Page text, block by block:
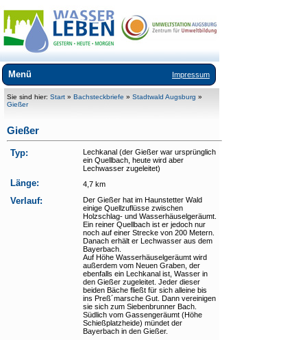
Impressum
Menü
Über WasSerleben
Bachsteckbriefe
Stadtwald Augsburg
+
Innenstadt und Textilviertel
Augsburger Norden
Augsburger Westen
Sie sind hier: Start » Bachsteckbriefe » Stadtwald Augsburg »
Gießer
Gießer
Typ:
Lechkanal (der Gießer war ursprünglich
ein Quellbach, heute wird aber
Lechwasser zugeleitet)
Länge: 4,7 km
Verlauf:
Der Gießer hat im Haunstetter Wald
einige Quellzuflüsse zwischen
Holzschlag- und Wasserhäuselgeräumt.
Ein reiner Quellbach ist er jedoch nur
noch auf einer Strecke von 200 Metern.
Danach erhält er Lechwasser aus dem
Bayerbach.
Auf Höhe Wasserhäuselgeräumt wird
außerdem vom Neuen Graben, der
ebenfalls ein Lechkanal ist, Wasser in
den Gießer zugeleitet. Jeder dieser
beiden Bäche fließt für sich alleine bis
ins Preß´marsche Gut. Dann vereinigen
sie sich zum Siebenbrunner Bach.
Südlich vom Gassengeräumt (Höhe
Schießplatzheide) mündet der
Bayerbach in den Gießer.